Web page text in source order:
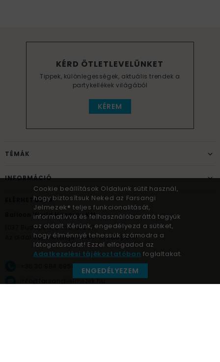
KÉRD ÖTLETLEVELÜNKET
Tippek, különlegességek, aktuális trendek a
partykellékek világából
KÉREM
TÉMÁK
INFORMÁCIÓ
ELÉRHETŐSÉG
Balloon World Hungary Kft.
Budapest, Bécsi út 267.
Az oldal üzemeltetője – nem átadó pont!
+36 30 984 6955
info@farsangijelmezek.hu
Cookie beállítások Oldalunk sütit használ,
hogy biztosítsuk Neked az Farsangi
Jelmezek® teljes funkcionalitását,
informatívvá és felhasználóbaráttá tegyük
az oldalt. Kérünk, engedélyezd a sütiket,
hogy élménnyé tehessük számodra a
látogatásodat! Ezzel elfogadod az
Adatkezelési tájékoztatóban foglaltakat.
ENGEDÉLYEZEM